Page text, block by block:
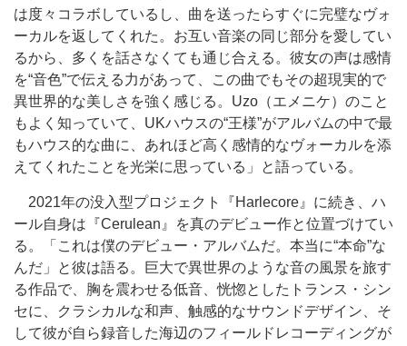
は度々コラボしているし、曲を送ったらすぐに完璧なヴォ
ーカルを返してくれた。お互い音楽の同じ部分を愛してい
るから、多くを話さなくても通じ合える。彼女の声は感情
を“音色”で伝える力があって、この曲でもその超現実的で
異世界的な美しさを強く感じる。Uzo（エメニケ）のこと
もよく知っていて、UKハウスの“王様”がアルバムの中で最
もハウス的な曲に、あれほど高く感情的なヴォーカルを添
えてくれたことを光栄に思っている」と語っている。
2021年の没入型プロジェクト『Harlecore』に続き、ハ
ール自身は『Cerulean』を真のデビュー作と位置づけてい
る。「これは僕のデビュー・アルバムだ。本当に“本命”な
んだ」と彼は語る。巨大で異世界のような音の風景を旅す
る作品で、胸を震わせる低音、恍惚としたトランス・シン
セに、クラシカルな和声、触感的なサウンドデザイン、そ
して彼が自ら録音した海辺のフィールドレコーディングが